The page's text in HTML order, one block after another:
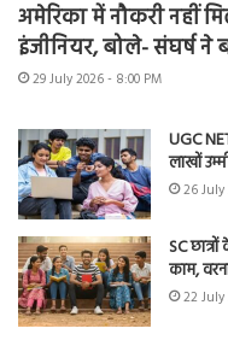
अमेरिका में नौकरी नहीं
इंजीनियर, बोले- संघर्ष
29 July 2026 - 8:00 PM
UGC
लाखों
26 July
SC
काम,
22 July